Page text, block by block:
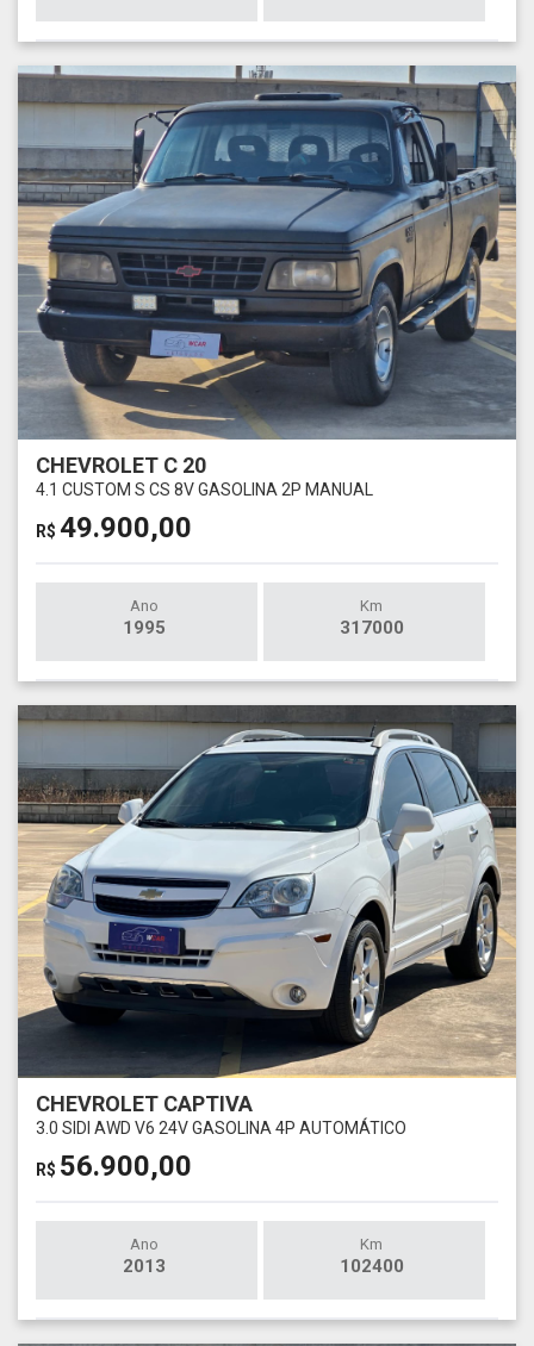
CHEVROLET C 20
4.1 CUSTOM S CS 8V GASOLINA 2P MANUAL
R$ 49.900,00
Ano
1995
Km
317000
CHEVROLET CAPTIVA
3.0 SIDI AWD V6 24V GASOLINA 4P AUTOMÁTICO
R$ 56.900,00
Ano
2013
Km
102400